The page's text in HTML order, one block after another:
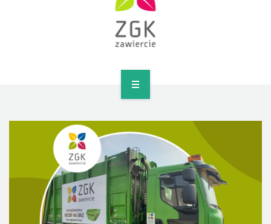
O SPÓŁCE
DLA MIESZKAŃCÓW
OFERTA
PSZOK